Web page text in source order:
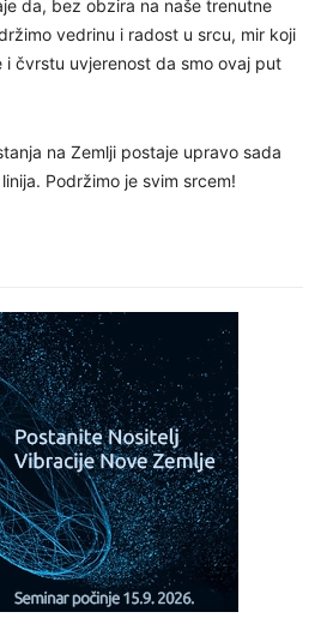
da, bez obzira na naše trenutne
vedrinu i radost u srcu, mir koji
i čvrstu uvjerenost da smo ovaj put
na Zemlji postaje upravo sada
Podržimo je svim srcem!